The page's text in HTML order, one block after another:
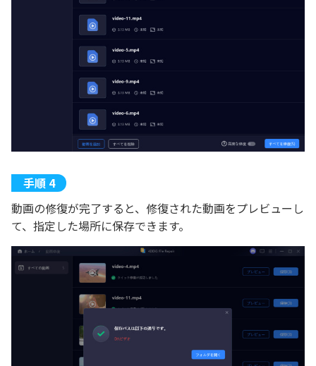
動画の修復が完了すると、修復された動画をプレビューし
て、指定した場所に保存できます。